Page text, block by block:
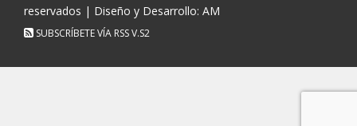
reservados | Diseño y Desarrollo: AM
SUBSCRÍBETE VÍA RSSV.S2